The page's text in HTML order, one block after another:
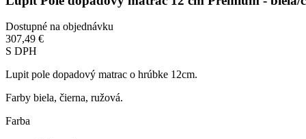
Dostupné na objednávku
307,49 €
S DPH
Lupit pole dopadový matrac o hrúbke 12cm.
Farby biela, čierna, ružová.
Farba